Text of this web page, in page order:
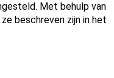
Met behulp van
beschreven zijn in het